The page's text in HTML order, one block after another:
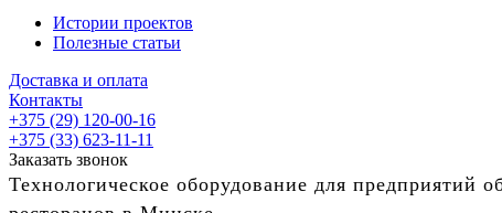
Истории проектов
Полезные статьи
Доставка и оплата
Контакты
+375 (29) 120-00-16
+375 (33) 623-11-11
Заказать звонок
Технологическое оборудование для предприятий